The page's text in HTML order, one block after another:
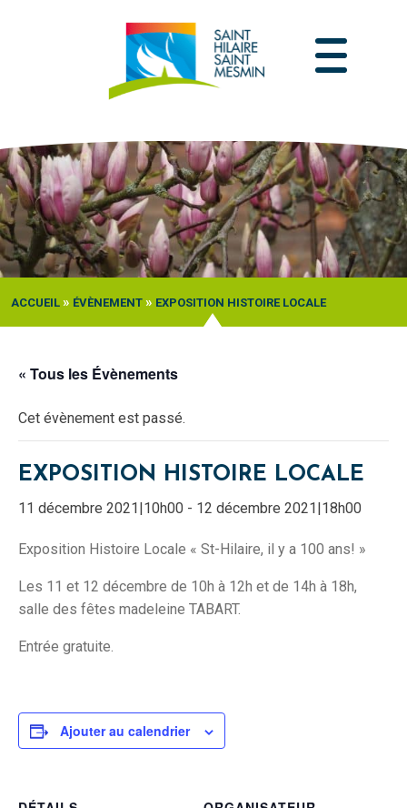
ACCUEIL » ÉVÈNEMENT » EXPOSITION HISTOIRE LOCALE
« Tous les Évènements
Cet évènement est passé.
EXPOSITION HISTOIRE LOCALE
11 décembre 2021|10h00 - 12 décembre 2021|18h00
Exposition Histoire Locale « St-Hilaire, il y a 100 ans! »
Les 11 et 12 décembre de 10h à 12h et de 14h à 18h,
salle des fêtes madeleine TABART.
Entrée gratuite.
Ajouter au calendrier